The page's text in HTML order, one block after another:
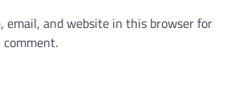
email, and website in this browser for